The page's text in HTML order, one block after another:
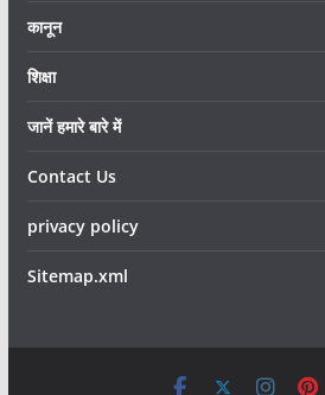
कानून
शिक्षा
जानें हमारे बारे में
Contact Us
privacy policy
Sitemap.xml